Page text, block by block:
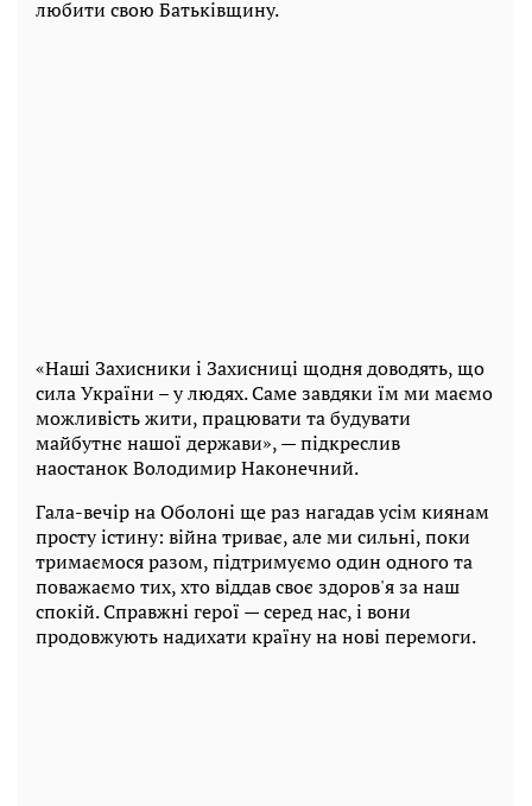
любити свою Батьківщину.
«Наші Захисники і Захисниці щодня доводять, що
сила України – у людях. Саме завдяки їм ми маємо
можливість жити, працювати та будувати
майбутнє нашої держави», — підкреслив
наостанок Володимир Наконечний.
Гала-вечір на Оболоні ще раз нагадав усім киянам
просту істину: війна триває, але ми сильні, поки
тримаємося разом, підтримуємо один одного та
поважаємо тих, хто віддав своє здоров'я за наш
спокій. Справжні герої — серед нас, і вони
продовжують надихати країну на нові перемоги.